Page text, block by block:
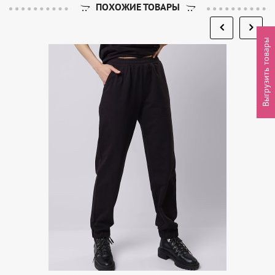
ПОХОЖИЕ ТОВАРЫ
Выгрузить товары